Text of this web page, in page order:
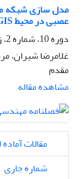
مدل سازی شبکه
عصبی در محیط GIS (مطالعه ی موردی: شهر مشهد)
دوره 10، شماره 2، زمستان 1397، صفحه
غلامرضا شیران،
مقدم
مشاهده مقاله
مقالات آماده
شماره جاری